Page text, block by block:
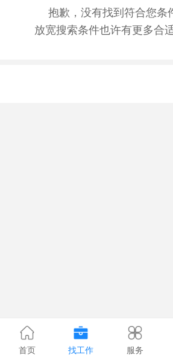
抱歉，没有找到符合您条
放宽搜索条件也许有更多合
首页 找工作 服务